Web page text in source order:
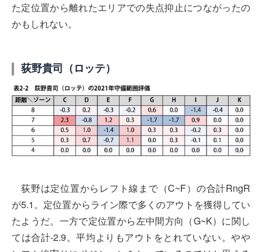
た定位置から離れたエリアでの失点抑止につながったの
かもしれない。
荻野貴司（ロッテ）
荻野は定位置からレフト線まで（C~F）の合計RngR
が5.1。定位置からライン際で多くのアウトを獲得してい
たようだ。一方で定位置から左中間方向（G~K）に関し
ては合計-2.9。平均よりもアウトをとれていない。やや